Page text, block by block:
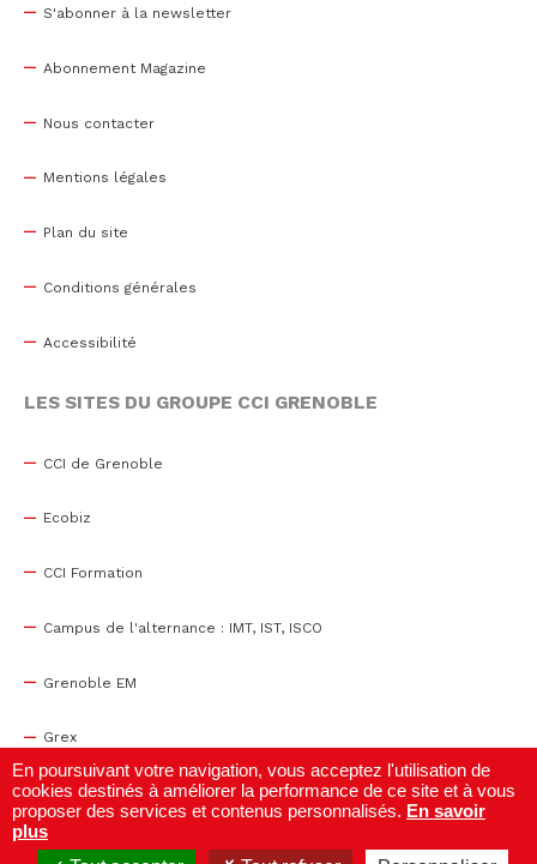
S'abonner à la newsletter
Abonnement Magazine
Nous contacter
Mentions légales
Plan du site
Conditions générales
Accessibilité
LES SITES DU GROUPE CCI GRENOBLE
CCI de Grenoble
Ecobiz
CCI Formation
Campus de l'alternance : IMT, IST, ISCO
Grenoble EM
Grex
WTC Grenoble
Centre de congrès
En poursuivant votre navigation, vous acceptez l'utilisation de
cookies destinés à améliorer la performance de ce site et à vous
proposer des services et contenus personnalisés. En savoir
plus